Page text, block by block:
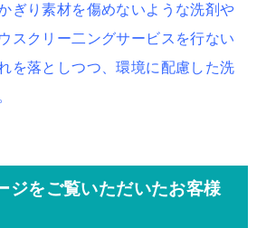
ぎり素材を傷めないような洗剤や
スクリー二ングサービスを行ない
を落としつつ、環境に配慮した洗
ジをご覧いただいたお客様